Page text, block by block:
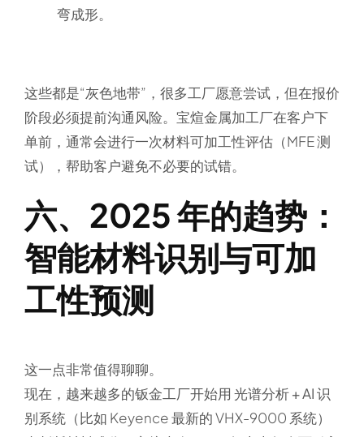
弯成形。
这些都是“灰色地带”，很多工厂愿意尝试，但在报价
阶段必须提前沟通风险。宝煊金属加工厂在客户下
单前，通常会进行一次材料可加工性评估（MFE 测
试），帮助客户避免不必要的试错。
六、2025 年的趋势：
智能材料识别与可加
工性预测
这一点非常值得聊聊。
现在，越来越多的钣金工厂开始用 光谱分析 + AI 识
别系统（比如 Keyence 最新的 VHX-9000 系统）